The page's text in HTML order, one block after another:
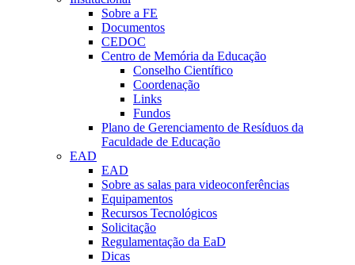
Sobre a FE
Documentos
CEDOC
Centro de Memória da Educação
Conselho Científico
Coordenação
Links
Fundos
Plano de Gerenciamento de Resíduos da
Faculdade de Educação
EAD
EAD
Sobre as salas para videoconferências
Equipamentos
Recursos Tecnológicos
Solicitação
Regulamentação da EaD
Dicas